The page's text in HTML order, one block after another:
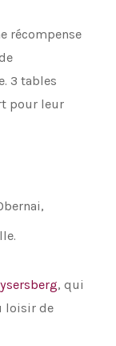
récompense
3 tables
pour leur
, qui
loisir de